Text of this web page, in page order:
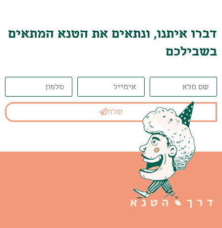
דברו איתנו, ונתאים את הטנא המתאים
בשבילכם
שלח